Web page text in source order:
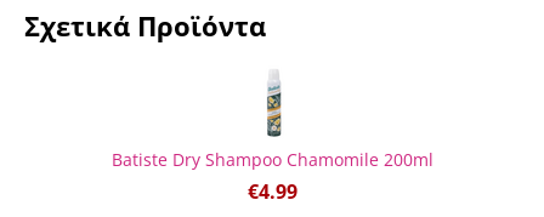
Σχετικά Προϊόντα
Batiste Dry Shampoo Chamomile 200ml
€4.99